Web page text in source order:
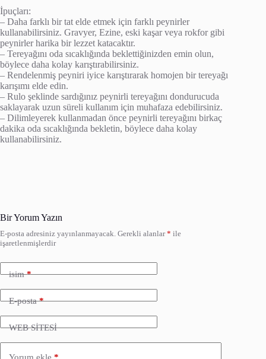
İpuçları:
– Daha farklı bir tat elde etmek için farklı peynirler
kullanabilirsiniz. Gravyer, Ezine, eski kaşar veya rokfor gibi
peynirler harika bir lezzet katacaktır.
– Tereyağını oda sıcaklığında beklettiğinizden emin olun,
böylece daha kolay karıştırabilirsiniz.
– Rendelenmiş peyniri iyice karıştırarak homojen bir tereyağı
karışımı elde edin.
– Rulo şeklinde sardığınız peynirli tereyağını dondurucuda
saklayarak uzun süreli kullanım için muhafaza edebilirsiniz.
– Dilimleyerek kullanmadan önce peynirli tereyağını birkaç
dakika oda sıcaklığında bekletin, böylece daha kolay
kullanabilirsiniz.
Bir Yorum Yazın
E-posta adresiniz yayınlanmayacak. Gerekli alanlar* ile
işaretlenmişlerdir
isim*
E-posta*
WEB SİTESİ
Yorum ekle *